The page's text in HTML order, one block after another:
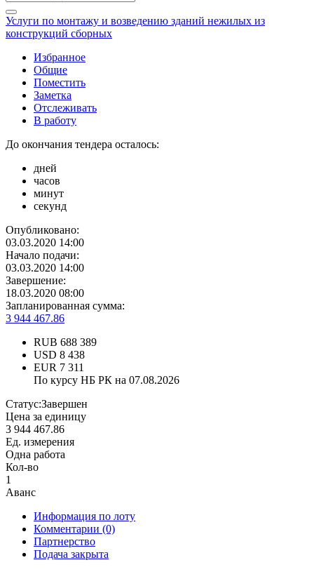
Услуги по монтажу и возведению зданий нежилых из
конструкций сборных
Избранное
Общие
Поместить
Заметка
Отслеживать
В работу
До окончания тендера осталось:
дней
часов
минут
секунд
Опубликовано:
03.03.2020 14:00
Начало подачи:
03.03.2020 14:00
Завершение:
18.03.2020 08:00
Запланированная сумма:
3 944 467.86
RUB 688 389
USD 8 438
EUR 7 311
По курсу НБ РК на 07.08.2026
Статус:Завершен
Цена за единицу
3 944 467.86
Ед. измерения
Одна работа
Кол-во
1
Аванс
Информация по лоту
Комментарии (0)
Партнерство
Подача закрыта